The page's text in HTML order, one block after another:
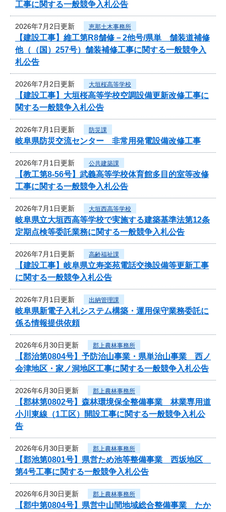
工事に関する一般競争入札公告
2026年7月2日更新 恵那土木事務所
【建設工事】維工第R8舗修－2他号/県単 舗装道補修
他（（国）257号）舗装補修工事に関する一般競争入
札公告
2026年7月2日更新 大垣桜高等学校
【建設工事】大垣桜高等学校空調設備更新改修工事に
関する一般競争入札公告
2026年7月1日更新 防災課
岐阜県防災交流センター 非常用発電設備改修工事
2026年7月1日更新 公共建築課
【教工第8-56号】武義高等学校体育館多目的室等改修
工事に関する一般競争入札公告
2026年7月1日更新 大垣西高等学校
岐阜県立大垣西高等学校で実施する建築基準法第12条
定期点検等委託業務に関する一般競争入札公告
2026年7月1日更新 高齢福祉課
【建設工事】岐阜県立寿楽苑電話交換設備等更新工事
に関する一般競争入札公告
2026年7月1日更新 出納管理課
岐阜県新電子入札システム構築・運用保守業務委託に
係る情報提供依頼
2026年6月30日更新 郡上農林事務所
【郡治第0804号】予防治山事業・県単治山事業 西ノ
会津地区・家ノ洞地区工事に関する一般競争入札公告
2026年6月30日更新 郡上農林事務所
【郡林第0802号】森林環境保全整備事業 林業専用道
小川東線（1工区）開設工事に関する一般競争入札公
告
2026年6月30日更新 郡上農林事務所
【郡池第0801号】県営ため池等整備事業 西坂地区
第4号工事に関する一般競争入札公告
2026年6月30日更新 郡上農林事務所
【郡中第0804号】県営中山間地域総合整備事業 たか